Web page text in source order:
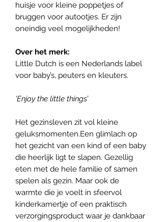
huisje voor kleine poppetjes of
bruggen voor autootjes. Er zijn
oneindig veel mogelijkheden!
Over het merk:
Little Dutch is een Nederlands label
voor baby’s, peuters en kleuters.
‘Enjoy the little things’
Het gezinsleven zit vol kleine
geluksmomenten.Een glimlach op
het gezicht van een kind of een baby
die heerlijk ligt te slapen. Gezellig
eten met de hele familie of samen
spelen als gezin. Maar ook de
warmte die je voelt in sfeervol
kinderkamertje of een praktisch
verzorgingsproduct waar je dankbaar